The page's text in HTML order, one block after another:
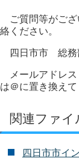
ご質問等がござ
絡ください。
四日市市 総務
メールアドレス
は＠に置き換えて
関連ファイ
四日市市イ